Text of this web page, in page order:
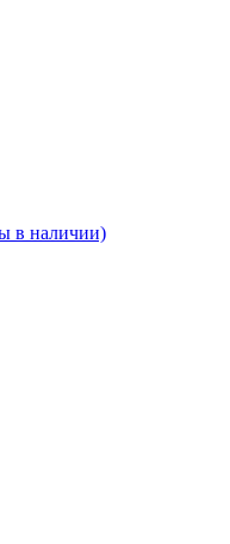
в наличии)